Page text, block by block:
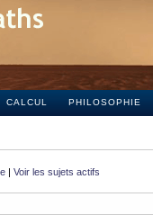
CALCUL PHILOSOPHIE
| Voir les sujets actifs